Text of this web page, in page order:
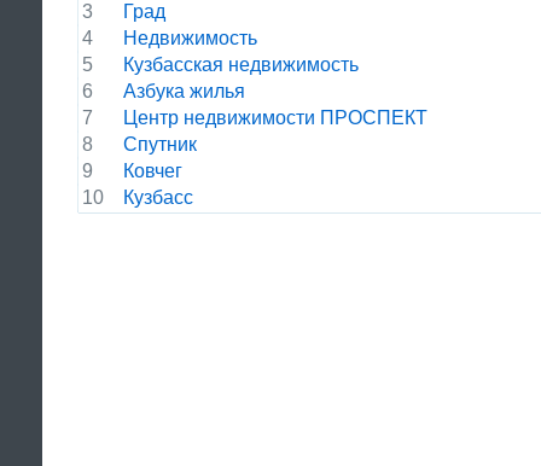
3
Град
4
Недвижимость
5
Кузбасская недвижимость
6
Азбука жилья
7
Центр недвижимости ПРОСПЕКТ
8
Спутник
9
Ковчег
10
Кузбасс